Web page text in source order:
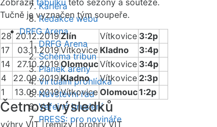
Kariéra
Redakce webu
DRFG Arena
DRFG Arena
Schéma tribun
Plánek areny
Virtuální prohlídka
Návštěvní řád
Veřejné bruslení
PRESS: pro novináře
Zobrazit tabulku této sezóny a soutěže.
Tučně je vyznačen tým soupeře.
28 20.12.2019 Zlín Vítkovice 3:2p
17
03.11.2019Vítkovice Kladno
3:4p
14
27.10.2019 OlomoucVítkovice 3:4p
4
22.09.2019Kladno Vítkovice 2:3p
1
13.09.2019Vítkovice Olomouc1:2p
Četnost výsledků
výhry VIT | remízy | prohry VIT